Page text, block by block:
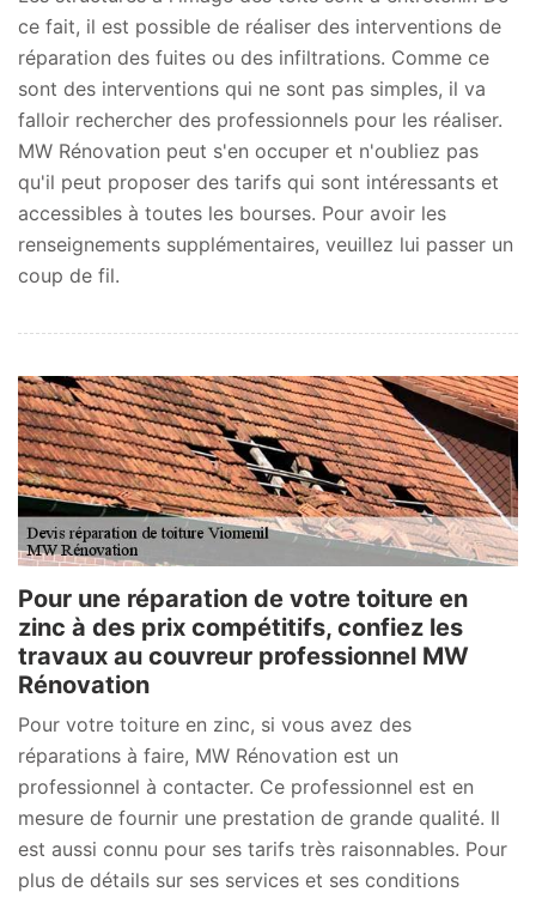
ce fait, il est possible de réaliser des interventions de
réparation des fuites ou des infiltrations. Comme ce
sont des interventions qui ne sont pas simples, il va
falloir rechercher des professionnels pour les réaliser.
MW Rénovation peut s'en occuper et n'oubliez pas
qu'il peut proposer des tarifs qui sont intéressants et
accessibles à toutes les bourses. Pour avoir les
renseignements supplémentaires, veuillez lui passer un
coup de fil.
Pour une réparation de votre toiture en
zinc à des prix compétitifs, confiez les
travaux au couvreur professionnel MW
Rénovation
Pour votre toiture en zinc, si vous avez des
réparations à faire, MW Rénovation est un
professionnel à contacter. Ce professionnel est en
mesure de fournir une prestation de grande qualité. Il
est aussi connu pour ses tarifs très raisonnables. Pour
plus de détails sur ses services et ses conditions